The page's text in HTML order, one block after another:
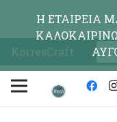
KorresCraft
Η ΕΤΑΙΡΕΙΑ